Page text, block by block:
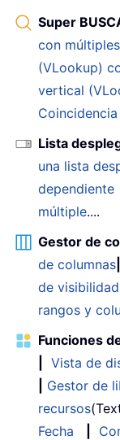
Super
con
(VLookup)
vertical
Lista
una lista
dependiente
múltiple....
Gestor de
de columnas
de
rangos y
Funciones
Vista de
Gestor de
recursos
Fecha